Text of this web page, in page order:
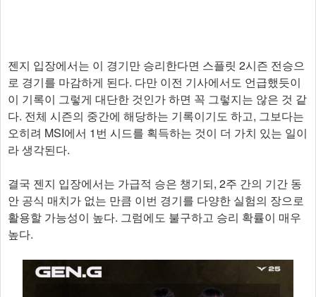
젠지 입장에서는 이 경기만 승리한다면 스플릿 2시즌 전승으
로 경기를 마감하게 된다. 다만 이전 기사에서도 언급했듯이
이 기록이 그렇게 대단한 것인가 하면 꼭 그렇지는 않은 것 같
다. 전체 시즌의 중간에 해당하는 기록이기도 하고, 그보다는
오히려 MSI에서 1번 시드를 획득하는 것이 더 가치 있는 일이
라 생각된다.
결국 젠지 입장에서는 가급적 승은 챙기되, 2주 간의 기간 동
안 공식 매치가 없는 만큼 이번 경기를 다양한 실험의 장으로
활용할 가능성이 높다. 그럼에도 불구하고 승리 확률이 매우
높다.